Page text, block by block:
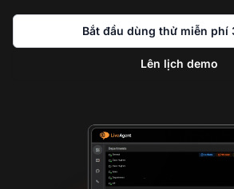
Bắt đầu dùng thử miễn phí
Lên lịch demo